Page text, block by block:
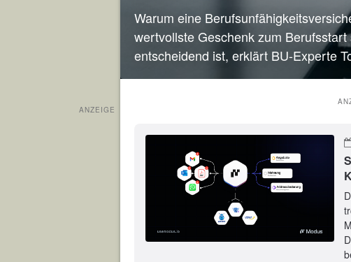
Warum eine
wertvollste Geschenk zum
entscheidend ist, erklärt BU-Experte
ANZEIGE